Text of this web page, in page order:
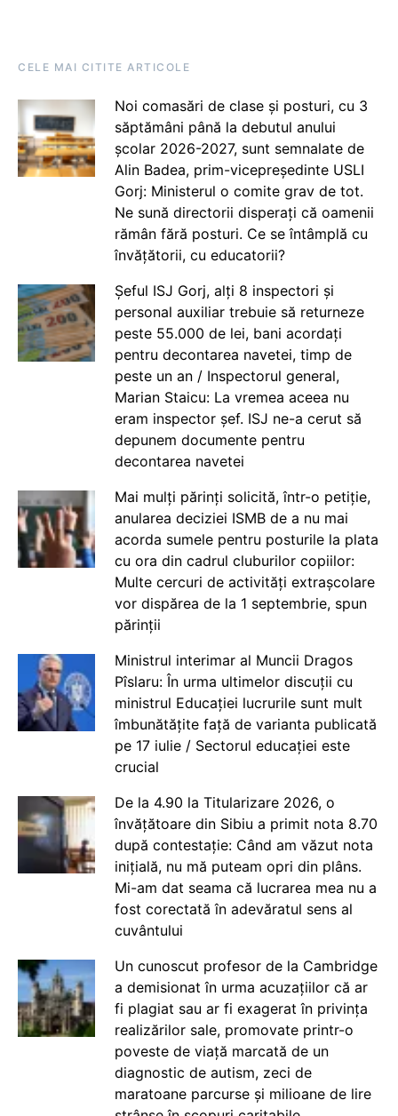
CELE MAI CITITE ARTICOLE
Noi comasări de clase și posturi, cu 3
săptămâni până la debutul anului
școlar 2026-2027, sunt semnalate de
Alin Badea, prim-vicepreședinte USLI
Gorj: Ministerul o comite grav de tot.
Ne sună directorii disperați că oamenii
rămân fără posturi. Ce se întâmplă cu
învățătorii, cu educatorii?
Șeful ISJ Gorj, alți 8 inspectori și
personal auxiliar trebuie să returneze
peste 55.000 de lei, bani acordați
pentru decontarea navetei, timp de
peste un an / Inspectorul general,
Marian Staicu: La vremea aceea nu
eram inspector șef. ISJ ne-a cerut să
depunem documente pentru
decontarea navetei
Mai mulți părinți solicită, într-o petiție,
anularea deciziei ISMB de a nu mai
acorda sumele pentru posturile la plata
cu ora din cadrul cluburilor copiilor:
Multe cercuri de activități extrașcolare
vor dispărea de la 1 septembrie, spun
părinții
Ministrul interimar al Muncii Dragos
Pîslaru: În urma ultimelor discuții cu
ministrul Educației lucrurile sunt mult
îmbunătățite față de varianta publicată
pe 17 iulie / Sectorul educației este
crucial
De la 4.90 la Titularizare 2026, o
învățătoare din Sibiu a primit nota 8.70
după contestație: Când am văzut nota
inițială, nu mă puteam opri din plâns.
Mi-am dat seama că lucrarea mea nu a
fost corectată în adevăratul sens al
cuvântului
Un cunoscut profesor de la Cambridge
a demisionat în urma acuzațiilor că ar
fi plagiat sau ar fi exagerat în privința
realizărilor sale, promovate printr-o
poveste de viață marcată de un
diagnostic de autism, zeci de
maratoane parcurse și milioane de lire